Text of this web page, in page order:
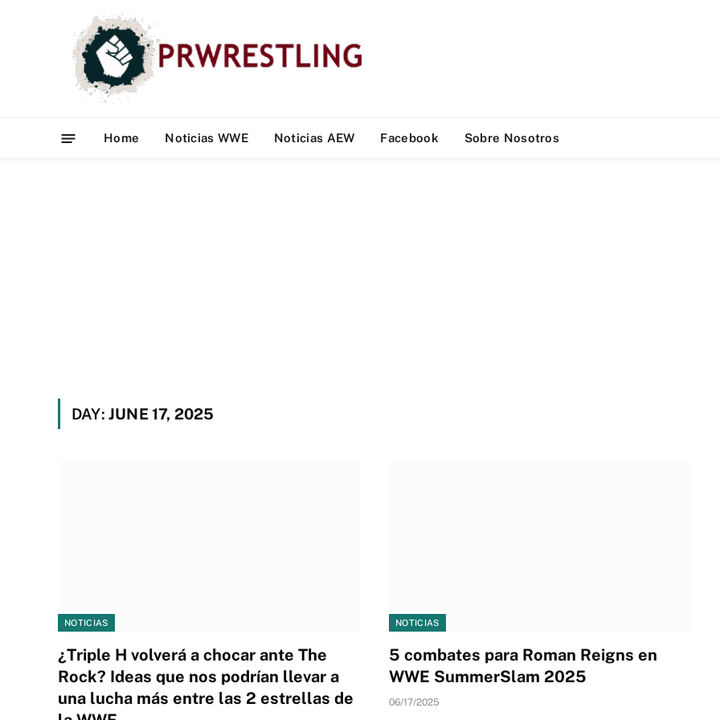
Home Noticias WWE Noticias AEW Facebook Sobre Nosotros
DAY: JUNE 17, 2025
NOTICIAS
¿Triple H volverá a chocar ante The
Rock? Ideas que nos podrían llevar a
una lucha más entre las 2 estrellas de
NOTICIAS
5 combates para Roman Reigns en
WWE SummerSlam 2025
06/17/2025